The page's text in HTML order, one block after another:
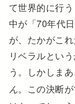
て世界的に行
中が「70年代
が、たかがこ
リベラルとい
う。しかしま
ん。この決断